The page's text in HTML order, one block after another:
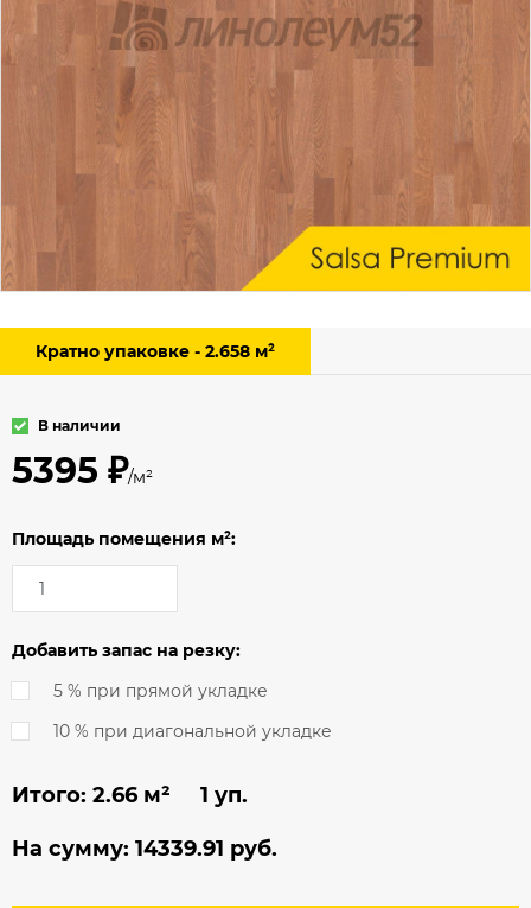
Кратно упаковке - 2.658 м²
В наличии
5395 ₽/м²
Площадь помещения м²:
Добавить запас на резку:
5 % при прямой укладке
10 % при диагональной укладке
Итого: 2.66 м² 1 уп.
На сумму: 14339.91 руб.